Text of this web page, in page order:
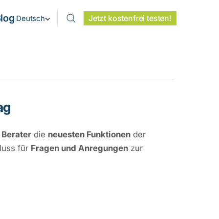
Deutsch Jetzt kostenfrei testen!
die neuesten Funktionender
für Fragen und Anregungenzur